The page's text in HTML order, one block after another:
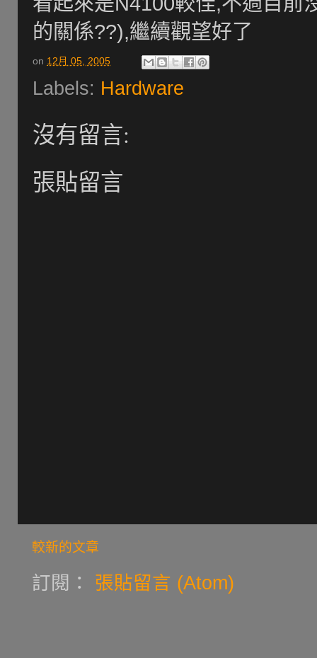
的關係??),繼續觀望好了
on 12月 05, 2005
Labels: Hardware
沒有留言:
張貼留言
較新的文章
訂閱： 張貼留言 (Atom)